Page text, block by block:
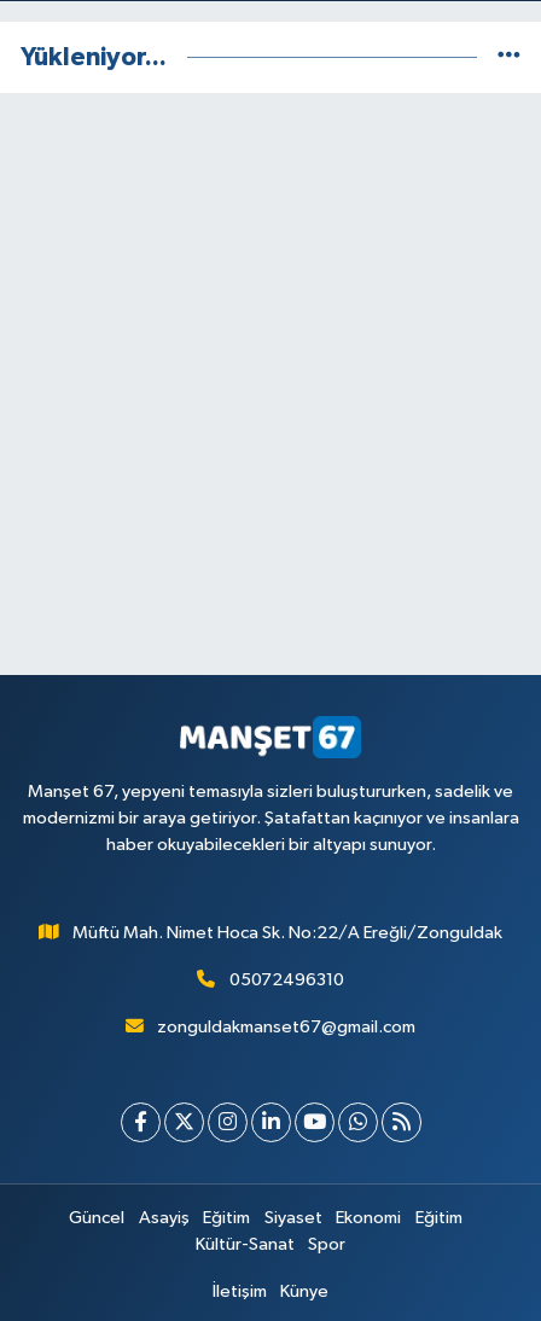
Yükleniyor...
Manşet 67, yepyeni temasıyla sizleri buluştururken, sadelik ve
modernizmi bir araya getiriyor. Şatafattan kaçınıyor ve insanlara
haber okuyabilecekleri bir altyapı sunuyor.
Müftü Mah. Nimet Hoca Sk. No:22/A Ereğli/Zonguldak
05072496310
zonguldakmanset67@gmail.com
Güncel Asayiş Eğitim Siyaset Ekonomi
Eğitim
Kültür-Sanat
Spor
İletişim Künye